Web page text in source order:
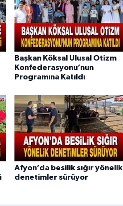
Başkan Köksal Ulusal Otizm
Konfederasyonu’nun
Programına Katıldı
Afyon’da besilik sığır yönelik
denetimler sürüyor